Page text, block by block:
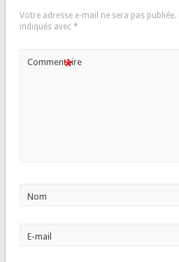
Votre adresse e-mail ne sera pas publiée.
indiqués avec *
Commentaire
*
Nom
E-mail